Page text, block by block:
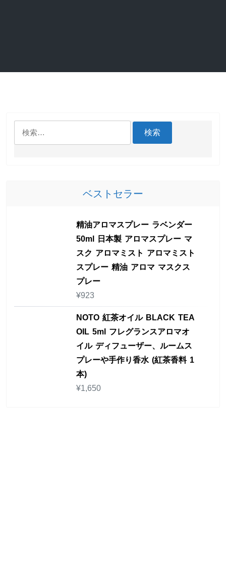
ベストセラー
精油アロマスプレー ラベンダー
50ml 日本製 アロマスプレー マ
スク アロマミスト アロマミスト
スプレー 精油 アロマ マスクス
プレー
¥923
NOTO 紅茶オイル BLACK TEA
OIL 5ml フレグランスアロマオ
イル ディフューザー、ルームス
プレーや手作り香水 (紅茶香料 1
本)
¥1,650